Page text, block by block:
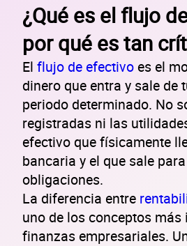
¿Qué es el flujo
por qué es tan
El flujo de efectivoes el
dinero que entra y sale de
periodo determinado. No
registradas ni las
efectivo que físicamente
bancaria y el que sale
obligaciones.
La diferencia entre
uno de los conceptos más
finanzas empresariales.